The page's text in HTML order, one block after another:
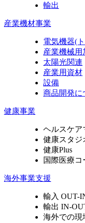
輸出
産業機材事業
電気機器(
産業機械用
太陽光関連
産業用資材
設備
商品開発に
健康事業
ヘルスケア
健康スタジ
健康Plus
国際医療コ
海外事業支援
輸入 OUT-
輸出 IN-
海外での現